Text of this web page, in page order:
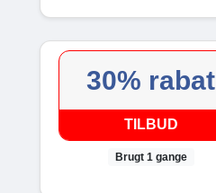
30% rabat
TILBUD
Brugt 1 gange